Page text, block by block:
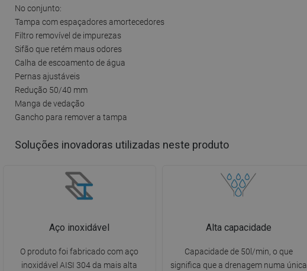
No conjunto:
Tampa com espaçadores amortecedores
Filtro removível de impurezas
Sifão que retém maus odores
Calha de escoamento de água
Pernas ajustáveis
Redução 50/40 mm
Manga de vedação
Gancho para remover a tampa
Soluções inovadoras utilizadas neste produto
Aço inoxidável
O produto foi fabricado com aço
inoxidável AISI 304 da mais alta
Alta capacidade
Capacidade de 50l/min, o que
significa que a drenagem numa única